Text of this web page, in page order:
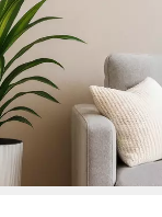
rund, modern, UV-